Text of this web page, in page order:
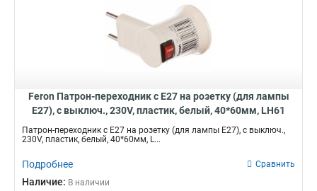
Feron Патрон-переходник с E27 на розетку (для лампы
E27), с выключ., 230V, пластик, белый, 40*60мм, LH61
Патрон-переходник с E27 на розетку (для лампы E27), с выключ.,
230V, пластик, белый, 40*60мм, L...
Подробнее Сравнить
Наличие: В наличии